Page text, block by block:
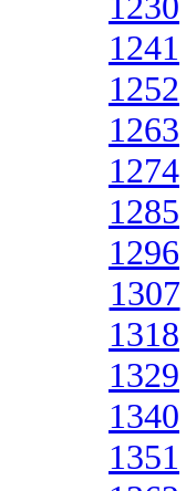
1241
1252
1263
1274
1285
1296
1307
1318
1329
1340
1351